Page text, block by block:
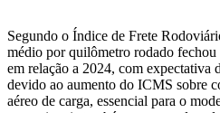
Segundo o Índice de Frete
médio por quilômetro rodado
em relação a 2024, com expectativa
devido ao aumento do ICMS sobre
aéreo de carga, essencial para o